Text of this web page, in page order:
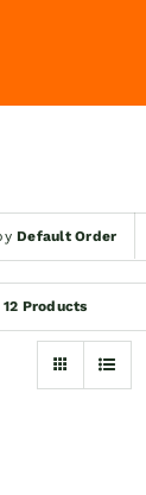
Default Order
12 Products